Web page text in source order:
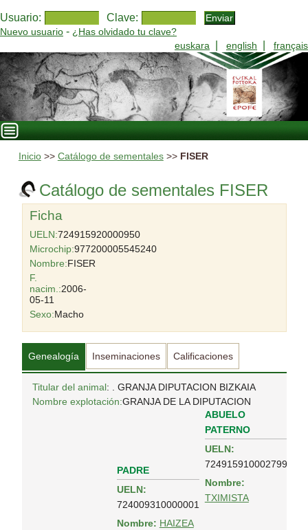
Usuario: Clave:
Nuevo usuario - ¿Has olvidado tu clave?
euskara
english français
Inicio>> Catálogo de sementales>> FISER
Catálogo de sementales FISER
Ficha
UELN:724915920000950
Microchip:977200005545240
Nombre:FISER
F.
nacim.:2006-
05-11
Sexo:Macho
Genealogía Inseminaciones Calificaciones
Titular del animal: . GRANJA DIPUTACION BIZKAIA
Nombre explotación:GRANJA DE LA DIPUTACION
PADRE
UELN:
724009310000001
Nombre: HAIZEA
ABUELO
PATERNO
UELN:
724915910002799
Nombre:
TXIMISTA